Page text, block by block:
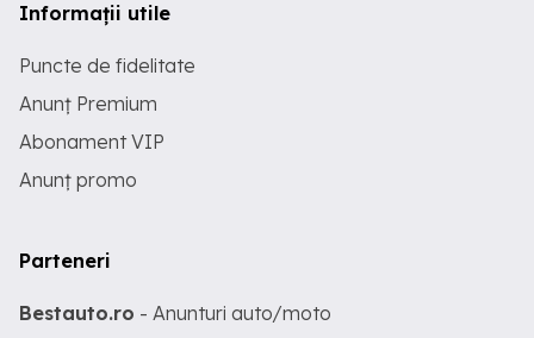
Informații utile
Puncte de fidelitate
Anunț Premium
Abonament VIP
Anunț promo
Parteneri
Bestauto.ro - Anunturi auto/moto